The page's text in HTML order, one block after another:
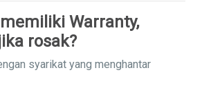
Warranty,
rosak?
syarikat yang menghantar